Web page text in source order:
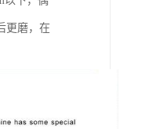
更磨，在